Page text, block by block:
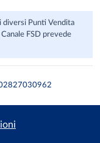
diversi Punti Vendita
FSD prevede